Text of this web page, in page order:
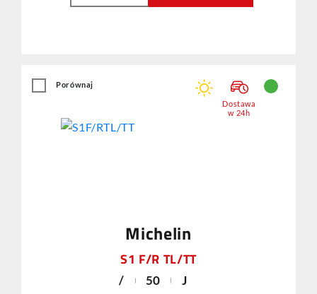
Michelin
S1 F/R TL/TT
/ 50 J
Porównaj
Dostawa
w 24h